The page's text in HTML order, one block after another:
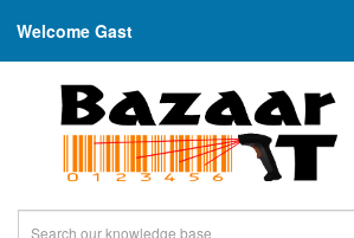
Welcome Gast